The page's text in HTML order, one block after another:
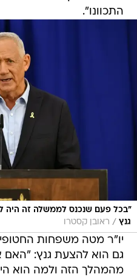
התכוונו".
"בכל פעם שנכנס לממשלה זה היה
גנץ / ראובן קסטרו
יו"ר מטה משפחות
גם הוא להצעת גנץ: "האם
מהמהלך הזה ולמה הוא